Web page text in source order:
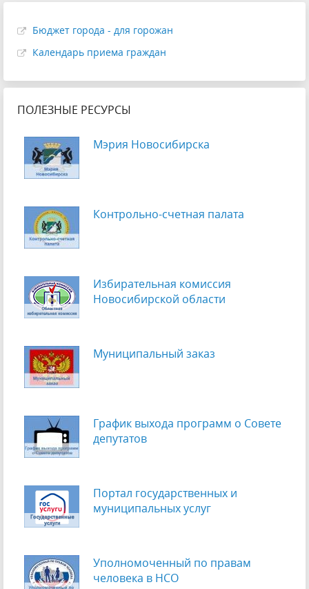
Бюджет города - для горожан
Календарь приема граждан
ПОЛЕЗНЫЕ РЕСУРСЫ
Мэрия Новосибирска
Контрольно-счетная палата
Избирательная комиссия
Новосибирской области
Муниципальный заказ
График выхода программ о Cовете
депутатов
Портал государственных и
муниципальных услуг
Уполномоченный по правам
человека в НСО